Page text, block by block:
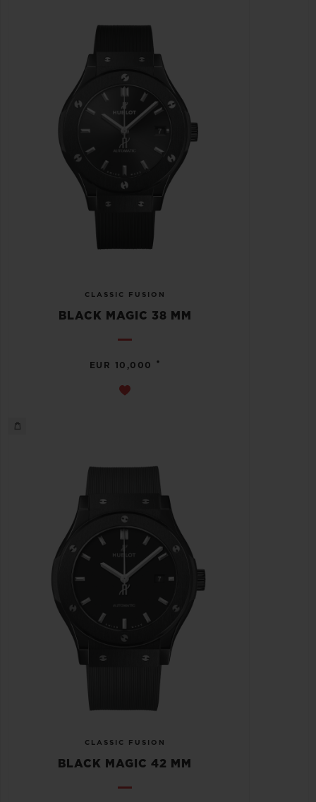
CLASSIC FUSION
BLACK MAGIC 38 MM
EUR 10,000 •
CLASSIC FUSION
BLACK MAGIC 42 MM